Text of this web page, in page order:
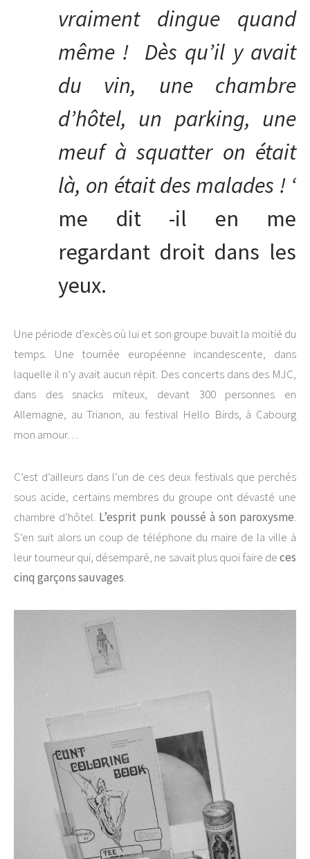
vraiment dingue quand
même ! Dès qu’il y avait
du vin, une chambre
d’hôtel, un parking, une
meuf à squatter on était
là, on était des malades ! ‘
me dit -il en me
regardant droit dans les
yeux.
Une période d’excès où lui et son groupe buvait la moitié du
temps. Une tournée européenne incandescente, dans
laquelle il n’y avait aucun répit. Des concerts dans des MJC,
dans des snacks miteux, devant 300 personnes en
Allemagne, au Trianon, au festival Hello Birds, à Cabourg
mon amour…
C’est d’ailleurs dans l’un de ces deux festivals que perchés
sous acide, certains membres du groupe ont dévasté une
chambre d’hôtel. L’esprit punk poussé à son paroxysme.
S’en suit alors un coup de téléphone du maire de la ville à
leur tourneur qui, désemparé, ne savait plus quoi faire deces
cinq garçons sauvages.